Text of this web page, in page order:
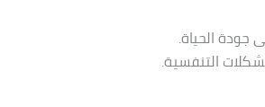
جودة الحياة.
التنفسية.